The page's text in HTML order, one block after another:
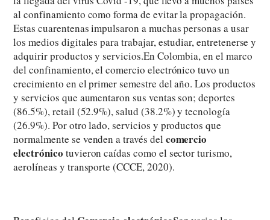
al confinamiento como forma de evitar la propagación.
Estas cuarentenas impulsaron a muchas personas a usar
los medios digitales para trabajar, estudiar, entretenerse y
adquirir productos y servicios.En Colombia, en el marco
del confinamiento, el comercio electrónico tuvo un
crecimiento en el primer semestre del año. Los productos
y servicios que aumentaron sus ventas son; deportes
(86.5%), retail (52.9%), salud (38.2%) y tecnología
(26.9%). Por otro lado, servicios y productos que
normalmente se venden a través del comercio
electrónico tuvieron caídas como el sector turismo,
aerolíneas y transporte (CCCE, 2020).